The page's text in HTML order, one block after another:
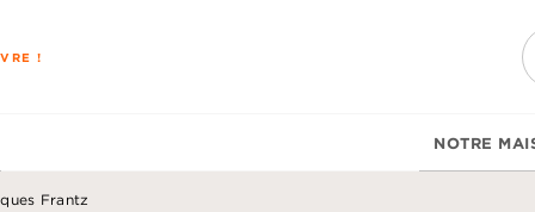
!
NOTRE
Frantz